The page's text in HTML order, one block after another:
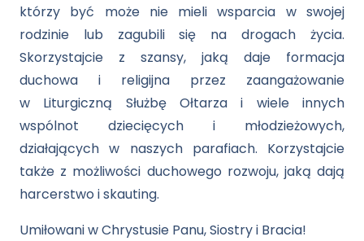
którzy być może nie mieli wsparcia w swojej
rodzinie lub zagubili się na drogach życia.
Skorzystajcie z szansy, jaką daje formacja
duchowa i religijna przez zaangażowanie
w Liturgiczną Służbę Ołtarza i wiele innych
wspólnot dziecięcych i młodzieżowych,
działających w naszych parafiach. Korzystajcie
także z możliwości duchowego rozwoju, jaką dają
harcerstwo i skauting.
Umiłowani w Chrystusie Panu, Siostry i Bracia!